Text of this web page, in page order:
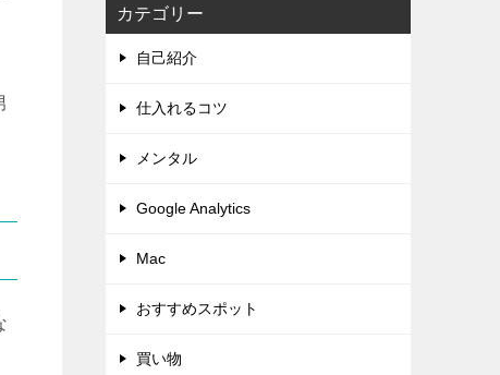
カテゴリー
自己紹介
仕入れるコツ
メンタル
Google Analytics
Mac
おすすめスポット
買い物